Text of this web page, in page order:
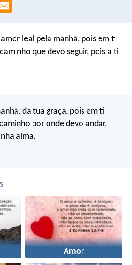
leal pela manhã, pois em ti
que devo seguir, pois a ti
da tua graça, pois em ti
por onde devo andar,
alma.
Amor